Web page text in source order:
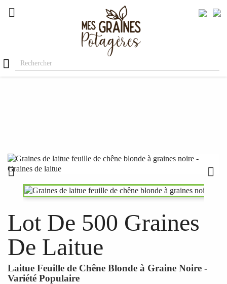


 
Lot De 500 Graines
De Laitue
Laitue Feuille de Chêne Blonde à Graine Noire -
Variété Populaire